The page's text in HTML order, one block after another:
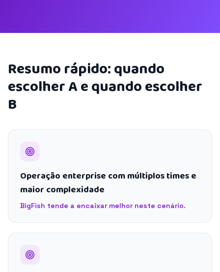
Resumo rápido: quando
escolher A e quando escolher
B
Operação enterprise com múltiplos times e
maior complexidade
BigFish tende a encaixar melhor neste cenário.